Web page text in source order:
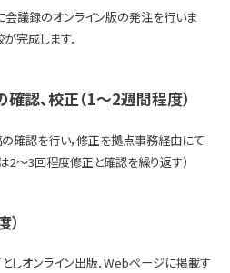
会議録のオンライン版の発注を行いま
完成します．
認、校正（1〜2週間程度）
確認を行い，修正を拠点事務経由にて
2〜3回程度修正と確認を繰り返す）
しオンライン出版．Webページに掲載す